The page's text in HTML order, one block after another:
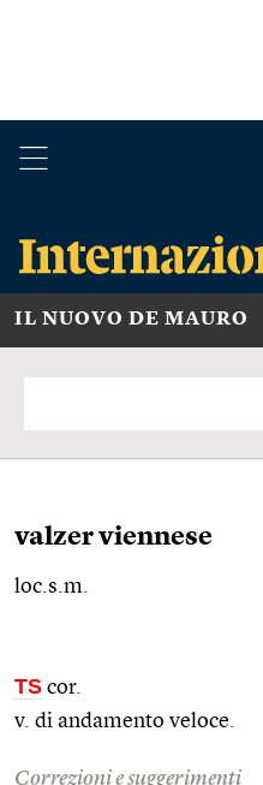
IL NUOVO DE MAURO
valzer viennese
loc.s.m.
TS cor.
v. di andamento veloce.
Correzioni e suggerimenti